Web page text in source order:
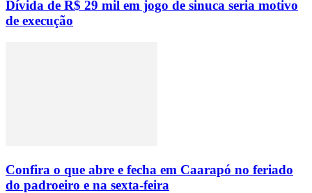
Dívida de R$ 29 mil em jogo de sinuca seria motivo
de execução
Confira o que abre e fecha em Caarapó no feriado
do padroeiro e na sexta-feira